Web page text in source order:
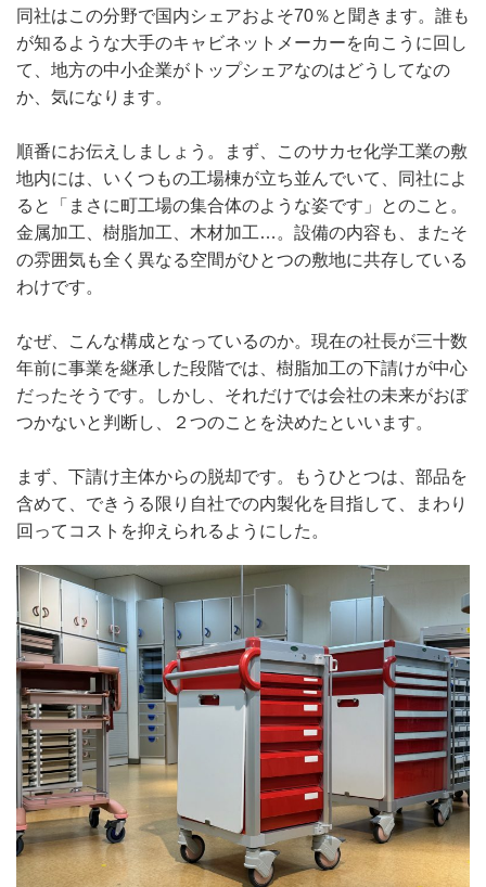
同社はこの分野で国内シェアおよそ70％と聞きます。誰も
が知るような大手のキャビネットメーカーを向こうに回し
て、地方の中小企業がトップシェアなのはどうしてなの
か、気になります。
順番にお伝えしましょう。まず、このサカセ化学工業の敷
地内には、いくつもの工場棟が立ち並んでいて、同社によ
ると「まさに町工場の集合体のような姿です」とのこと。
金属加工、樹脂加工、木材加工…。設備の内容も、またそ
の雰囲気も全く異なる空間がひとつの敷地に共存している
わけです。
なぜ、こんな構成となっているのか。現在の社長が三十数
年前に事業を継承した段階では、樹脂加工の下請けが中心
だったそうです。しかし、それだけでは会社の未来がおぼ
つかないと判断し、２つのことを決めたといいます。
まず、下請け主体からの脱却です。もうひとつは、部品を
含めて、できうる限り自社での内製化を目指して、まわり
回ってコストを抑えられるようにした。